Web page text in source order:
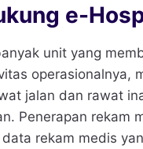
e-
unit yang
operasionalnya,
jalan dan rawat
Penerapan rekam
rekam medis